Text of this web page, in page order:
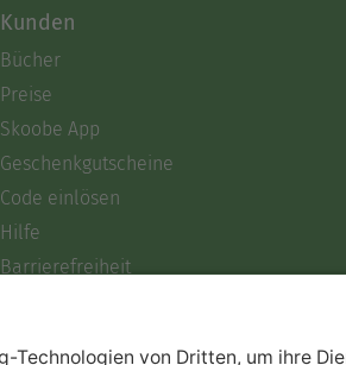
Kunden
Bücher
Preise
Skoobe App
Geschenkgutscheine
Code einlösen
Hilfe
Barrierefreiheit